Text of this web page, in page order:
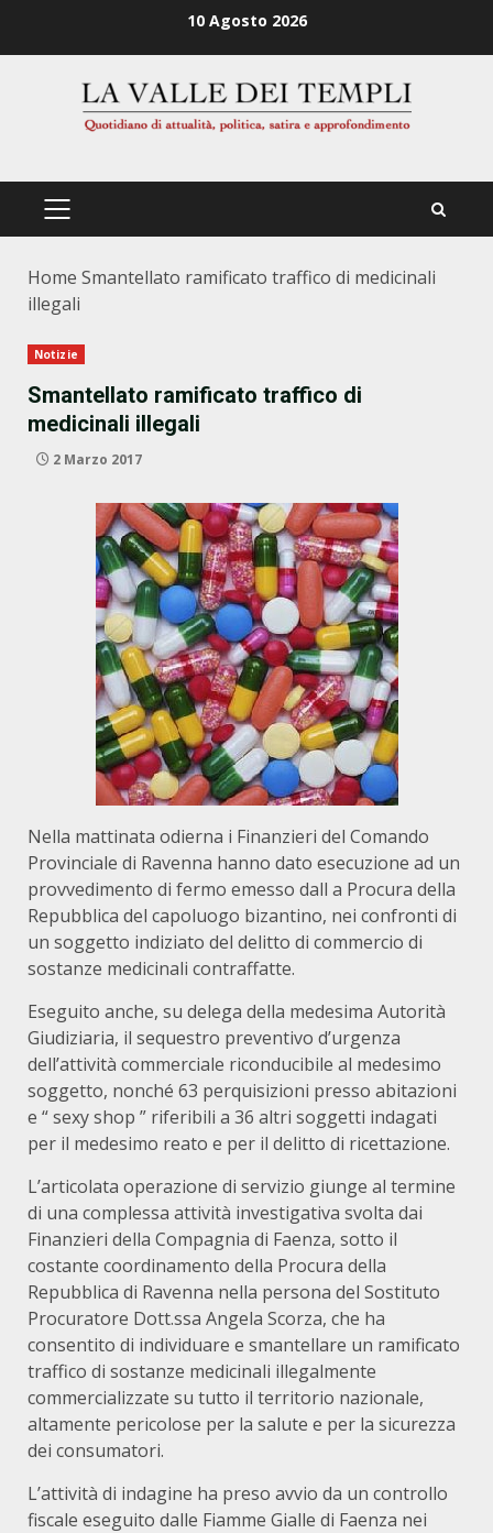
10 Agosto 2026
PRIMÄRES
Home Smantellato ramificato traffico di medicinali
illegali
Notizie
Smantellato ramificato traffico di
medicinali illegali
2 Marzo 2017
Nella mattinata odierna i Finanzieri del Comando
Provinciale di Ravenna hanno dato esecuzione ad un
provvedimento di fermo emesso dall a Procura della
Repubblica del capoluogo bizantino, nei confronti di
un soggetto indiziato del delitto di commercio di
sostanze medicinali contraffatte.
Eseguito anche, su delega della medesima Autorità
Giudiziaria, il sequestro preventivo d’urgenza
dell’attività commerciale riconducibile al medesimo
soggetto, nonché 63 perquisizioni presso abitazioni
e “ sexy shop ” riferibili a 36 altri soggetti indagati
per il medesimo reato e per il delitto di ricettazione.
L’articolata operazione di servizio giunge al termine
di una complessa attività investigativa svolta dai
Finanzieri della Compagnia di Faenza, sotto il
costante coordinamento della Procura della
Repubblica di Ravenna nella persona del Sostituto
Procuratore Dott.ssa Angela Scorza, che ha
consentito di individuare e smantellare un ramificato
traffico di sostanze medicinali illegalmente
commercializzate su tutto il territorio nazionale,
altamente pericolose per la salute e per la sicurezza
dei consumatori.
L’attività di indagine ha preso avvio da un controllo
fiscale eseguito dalle Fiamme Gialle di Faenza nei